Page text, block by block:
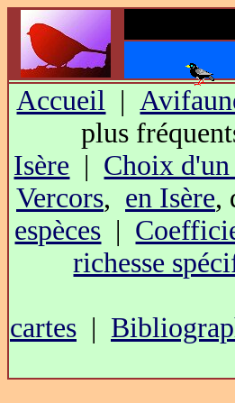
Accueil |
plus
Isère | Choix d'un
Vercors, en Isère,
espèces |
richesse
cartes |